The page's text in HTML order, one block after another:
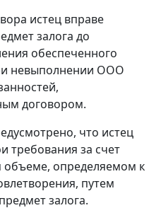
истец вправе
залога до
обеспеченного
невыполнении ООО
договором.
что истец
требования за счет
объеме, определяемом к
путем
залога.